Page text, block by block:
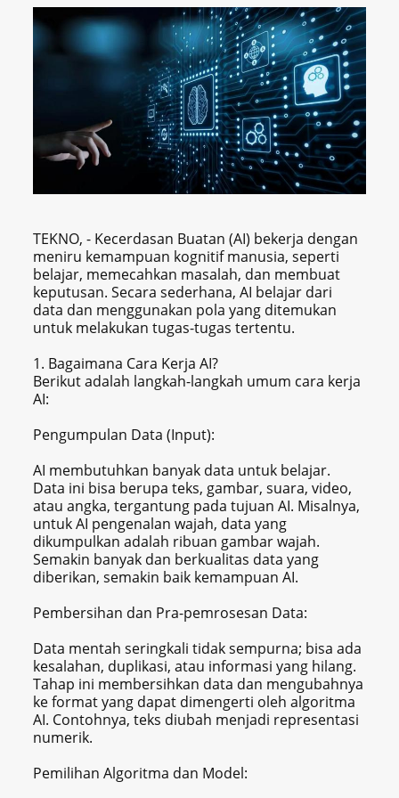
TEKNO, - Kecerdasan Buatan (AI) bekerja dengan
meniru kemampuan kognitif manusia, seperti
belajar, memecahkan masalah, dan membuat
keputusan. Secara sederhana, AI belajar dari
data dan menggunakan pola yang ditemukan
untuk melakukan tugas-tugas tertentu.
1. Bagaimana Cara Kerja AI?
Berikut adalah langkah-langkah umum cara kerja
AI:
Pengumpulan Data (Input):
AI membutuhkan banyak data untuk belajar.
Data ini bisa berupa teks, gambar, suara, video,
atau angka, tergantung pada tujuan AI. Misalnya,
untuk AI pengenalan wajah, data yang
dikumpulkan adalah ribuan gambar wajah.
Semakin banyak dan berkualitas data yang
diberikan, semakin baik kemampuan AI.
Pembersihan dan Pra-pemrosesan Data:
Data mentah seringkali tidak sempurna; bisa ada
kesalahan, duplikasi, atau informasi yang hilang.
Tahap ini membersihkan data dan mengubahnya
ke format yang dapat dimengerti oleh algoritma
AI. Contohnya, teks diubah menjadi representasi
numerik.
Pemilihan Algoritma dan Model: